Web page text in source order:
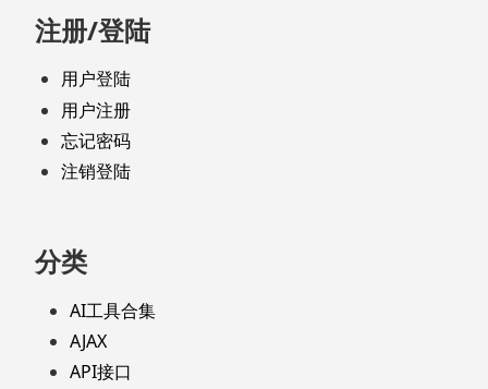
注册/登陆
用户登陆
用户注册
忘记密码
注销登陆
分类
AI工具合集
AJAX
API接口